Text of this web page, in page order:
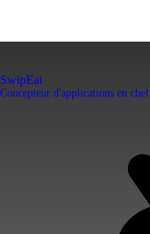
SwipEat
Concepteur d'applications en chef